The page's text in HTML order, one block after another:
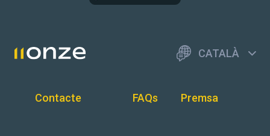
CATALÀ
Contacte FAQs Premsa